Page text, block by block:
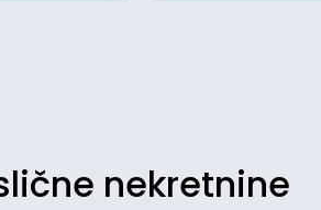
nekretnine